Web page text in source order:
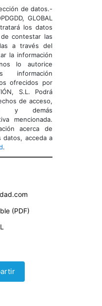
de datos.-
GLOBAL
tratará los datos
contestar las
a través del
la información
lo autorice
información
ofrecidos por
S.L. Podrá
de acceso,
y demás
mencionada.
acerca de
datos, acceda a
.
(PDF)